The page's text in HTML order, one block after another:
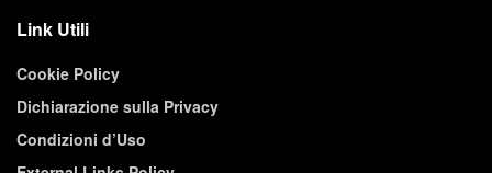
Link Utili
Cookie Policy
Dichiarazione sulla Privacy
Condizioni d’Uso